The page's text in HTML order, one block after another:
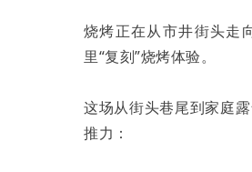
烧烤正在从市井街头走
里“复刻”烧烤体验。
这场从街头巷尾到家庭
推力：